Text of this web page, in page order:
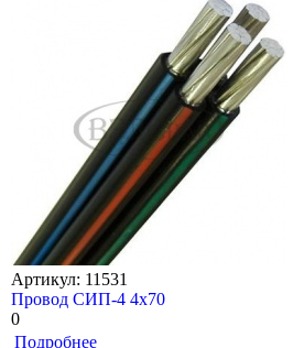
Артикул: 11531
Провод СИП-4 4х70
0
Подробнее